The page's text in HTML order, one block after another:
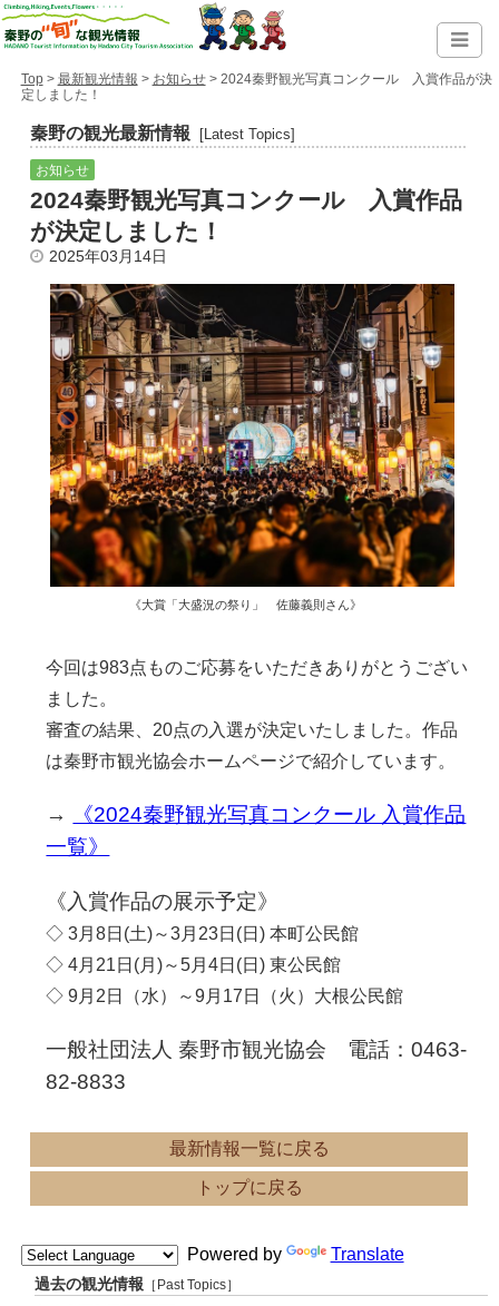
Top> 最新観光情報 > お知らせ> 2024秦野観光写真コンクール 入賞作品が決
定しました！
秦野の観光最新情報 [Latest Topics]
お知らせ
2024秦野観光写真コンクール 入賞作品
が決定しました！
2025年03月14日
《大賞「大盛況の祭り」 佐藤義則さん》
今回は983点ものご応募をいただきありがとうござい
ました。
審査の結果、20点の入選が決定いたしました。作品
は秦野市観光協会ホームページで紹介しています。
→
《2024秦野観光写真コンクール 入賞作品
一覧》
《入賞作品の展示予定》
◇ 3月8日(土)～3月23日(日) 本町公民館
◇ 4月21日(月)～5月4日(日) 東公民館
◇ 9月2日（水）～9月17日（火）大根公民館
一般社団法人 秦野市観光協会 電話：0463-
82-8833
最新情報一覧に戻る
トップに戻る
Powered by Translate
過去の観光情報 ［Past Topics］